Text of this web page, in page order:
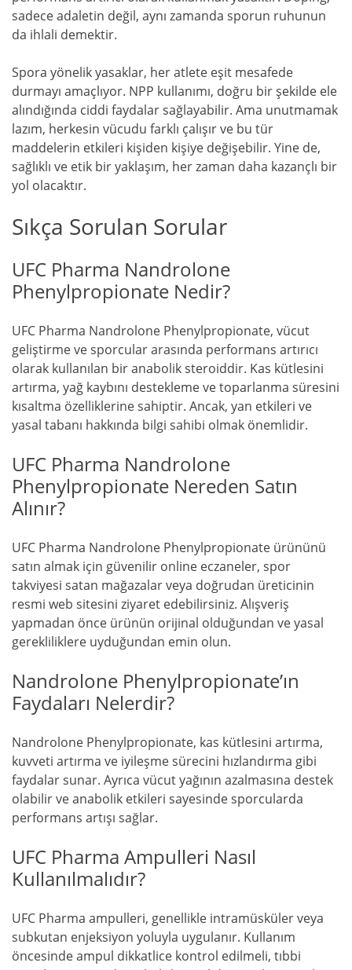
sadece adaletin değil, aynı zamanda sporun ruhunun
da ihlali demektir.
Spora yönelik yasaklar, her atlete eşit mesafede
durmayı amaçlıyor. NPP kullanımı, doğru bir şekilde ele
alındığında ciddi faydalar sağlayabilir. Ama unutmamak
lazım, herkesin vücudu farklı çalışır ve bu tür
maddelerin etkileri kişiden kişiye değişebilir. Yine de,
sağlıklı ve etik bir yaklaşım, her zaman daha kazançlı bir
yol olacaktır.
Sıkça Sorulan Sorular
UFC Pharma Nandrolone
Phenylpropionate Nedir?
UFC Pharma Nandrolone Phenylpropionate, vücut
geliştirme ve sporcular arasında performans artırıcı
olarak kullanılan bir anabolik steroiddir. Kas kütlesini
artırma, yağ kaybını destekleme ve toparlanma süresini
kısaltma özelliklerine sahiptir. Ancak, yan etkileri ve
yasal tabanı hakkında bilgi sahibi olmak önemlidir.
UFC Pharma Nandrolone
Phenylpropionate Nereden Satın
Alınır?
UFC Pharma Nandrolone Phenylpropionate ürününü
satın almak için güvenilir online eczaneler, spor
takviyesi satan mağazalar veya doğrudan üreticinin
resmi web sitesini ziyaret edebilirsiniz. Alışveriş
yapmadan önce ürünün orijinal olduğundan ve yasal
gerekliliklere uyduğundan emin olun.
Nandrolone Phenylpropionate’ın
Faydaları Nelerdir?
Nandrolone Phenylpropionate, kas kütlesini artırma,
kuvveti artırma ve iyileşme sürecini hızlandırma gibi
faydalar sunar. Ayrıca vücut yağının azalmasına destek
olabilir ve anabolik etkileri sayesinde sporcularda
performans artışı sağlar.
UFC Pharma Ampulleri Nasıl
Kullanılmalıdır?
UFC Pharma ampulleri, genellikle intramüsküler veya
subkutan enjeksiyon yoluyla uygulanır. Kullanım
öncesinde ampul dikkatlice kontrol edilmeli, tıbbi